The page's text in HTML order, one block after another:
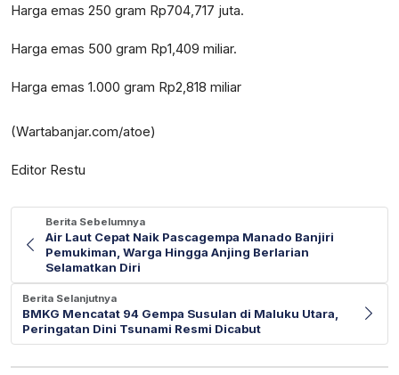
Harga emas 250 gram Rp704,717 juta.
Harga emas 500 gram Rp1,409 miliar.
Harga emas 1.000 gram Rp2,818 miliar
(Wartabanjar.com/atoe)
Editor Restu
Berita Sebelumnya
Air Laut Cepat Naik Pascagempa Manado Banjiri
Pemukiman, Warga Hingga Anjing Berlarian
Selamatkan Diri
Berita Selanjutnya
BMKG Mencatat 94 Gempa Susulan di Maluku Utara,
Peringatan Dini Tsunami Resmi Dicabut